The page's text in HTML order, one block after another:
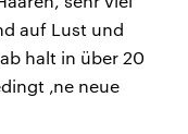
auf Lust und
halt in über 20
‚ne neue